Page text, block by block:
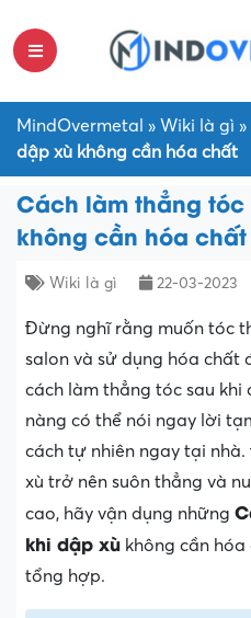
MindOvermetal » Wiki là gì »
dập xù không cần hóa chất
Cách làm thẳng
không cần hóa chất
Wiki là gì 22-03-2023
Đừng nghĩ rằng muốn tóc
salon và sử dụng hóa chất
cách làm thẳng tóc sau khi
nàng có thể nói ngay lời
cách tự nhiên ngay tại
xù trở nên suôn thẳng và
cao, hãy vận dụng những
khi dập xù không cần hóa
tổng hợp.